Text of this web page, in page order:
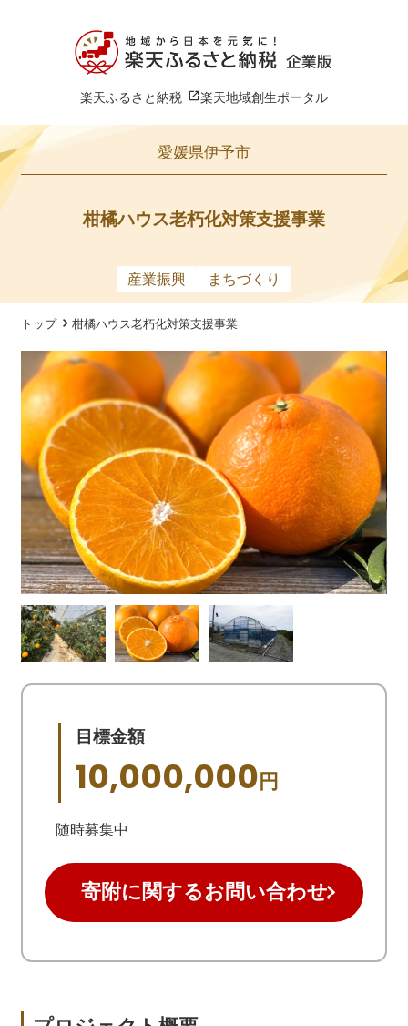
楽天ふるさと納税 楽天地域創生ポータル
愛媛県伊予市
柑橘ハウス老朽化対策支援事業
産業振興 まちづくり
トップ 柑橘ハウス老朽化対策支援事業
目標金額
10,000,000 円
随時募集中
寄附に関するお問い合わせ